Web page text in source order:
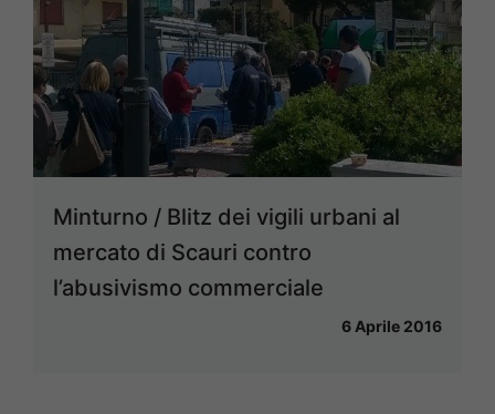
Minturno / Blitz dei vigili urbani al
mercato di Scauri contro
l’abusivismo commerciale
6 Aprile 2016